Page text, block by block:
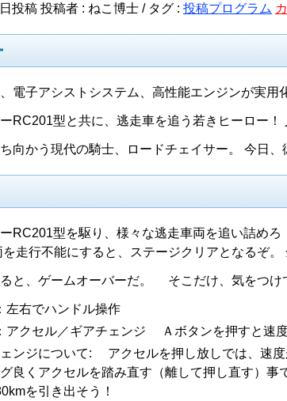
投稿 投稿者 : ねこ博士 / タグ : 投稿プログラム
電子アシストシステム、高性能エンジンが実用
RC201型と共に、逃走車を追う若きヒーロー！
向かう現代の騎士、ロードチェイサー。 今日
RC201型を駆り、様々な逃走車両を追い詰め
走行不能にすると、ステージクリアとなるぞ。
と、ゲームオーバーだ。 そこだけ、気をつけ
左右でハンドル操作
アクセル／ギアチェンジ Ａボタンを押すと速度
ンジについて: アクセルを押し放しでは、速
良くアクセルを踏み直す（離して押し直す）
を引き出そう！